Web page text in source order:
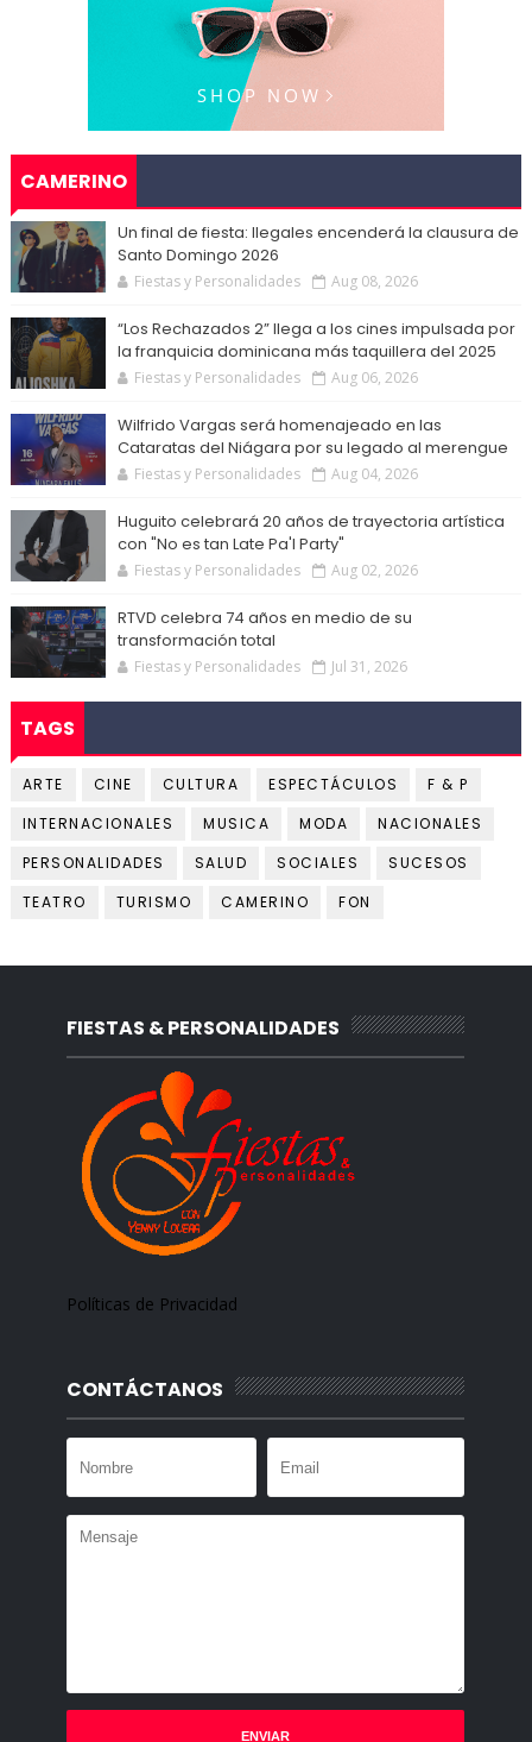
CAMERINO
Un final de fiesta: Ilegales encenderá la clausura de
Santo Domingo 2026
Fiestas y Personalidades Aug 08, 2026
“Los Rechazados 2” llega a los cines impulsada por
la franquicia dominicana más taquillera del 2025
Fiestas y Personalidades Aug 06, 2026
Wilfrido Vargas será homenajeado en las
Cataratas del Niágara por su legado al merengue
Fiestas y Personalidades Aug 04, 2026
Huguito celebrará 20 años de trayectoria artística
con "No es tan Late Pa'l Party"
Fiestas y Personalidades Aug 02, 2026
RTVD celebra 74 años en medio de su
transformación total
Fiestas y Personalidades Jul 31, 2026
TAGS
ARTE CINE CULTURA ESPECTÁCULOS
F & P
INTERNACIONALES
MUSICA MODA
NACIONALES
PERSONALIDADES
SALUD SOCIALES
SUCESOS
TEATRO
TURISMO CAMERINO FON
FIESTAS & PERSONALIDADES
Políticas de Privacidad
CONTÁCTANOS